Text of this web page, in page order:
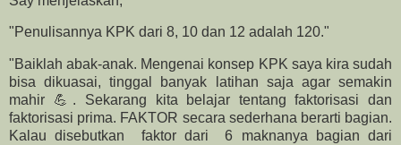
"Penulisannya KPK dari 8, 10 dan 12 adalah 120."
"Baiklah abak-anak. Mengenai konsep KPK saya kira sudah
bisa dikuasai, tinggal banyak latihan saja agar semakin
mahir 💪. Sekarang kita belajar tentang faktorisasi dan
faktorisasi prima. FAKTOR secara sederhana berarti bagian.
Kalau disebutkan faktor dari 6 maknanya bagian dari